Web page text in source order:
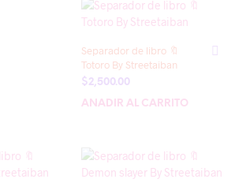
Separador de libro 🔖
Totoro By Streetaiban
$2,500.00
AÑADIR AL CARRITO